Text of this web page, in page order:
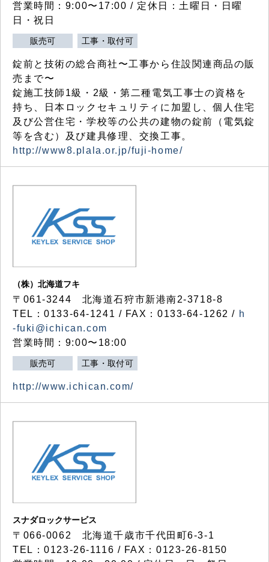
営業時間：9:00〜17:00 / 定休日：土曜日・日曜
日・祝日
販売可 工事・取付可
錠前と技術の総合商社〜工事から住設関連商品の販
売まで〜
錠施工技師1級・2級・第二種電気工事士の資格を
持ち、日本ロックセキュリティに加盟し、個人住宅
及び公営住宅・学校等の公共の建物の錠前（電気錠
等を含む）及び建具修理、交換工事。
http://www8.plala.or.jp/fuji-home/
（株）北海道フキ
〒061-3244 北海道石狩市新港南2-3718-8
TEL：0133-64-1241 / FAX：0133-64-1262 / h
-fuki@ichican.com
営業時間：9:00〜18:00
販売可 工事・取付可
http://www.ichican.com/
スナダロックサービス
〒066-0062 北海道千歳市千代田町6-3-1
TEL：0123-26-1116 / FAX：0123-26-8150